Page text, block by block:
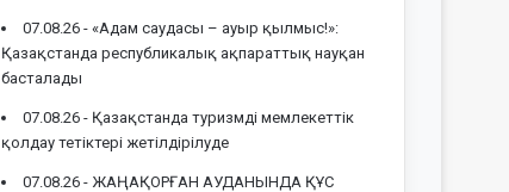
07.08.26 -«Адам саудасы – ауыр қылмыс!»:
Қазақстанда республикалық ақпараттық науқан
басталады
07.08.26 - Қазақстанда туризмді мемлекеттік
қолдау тетіктері жетілдірілуде
07.08.26 - ЖАҢАҚОРҒАН АУДАНЫНДА ҚҰС